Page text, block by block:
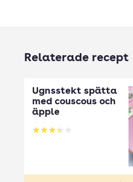
Relaterade recept
Ugnsstekt spätta
med couscous och
äpple
Betyg: 3.33 av 5